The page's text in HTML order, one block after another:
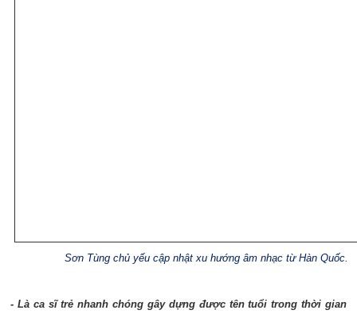
Sơn Tùng chủ yếu cập nhật xu hướng âm nhạc từ Hàn Quốc.
- Là ca sĩ trẻ nhanh chóng gây dựng được tên tuổi trong thời gian